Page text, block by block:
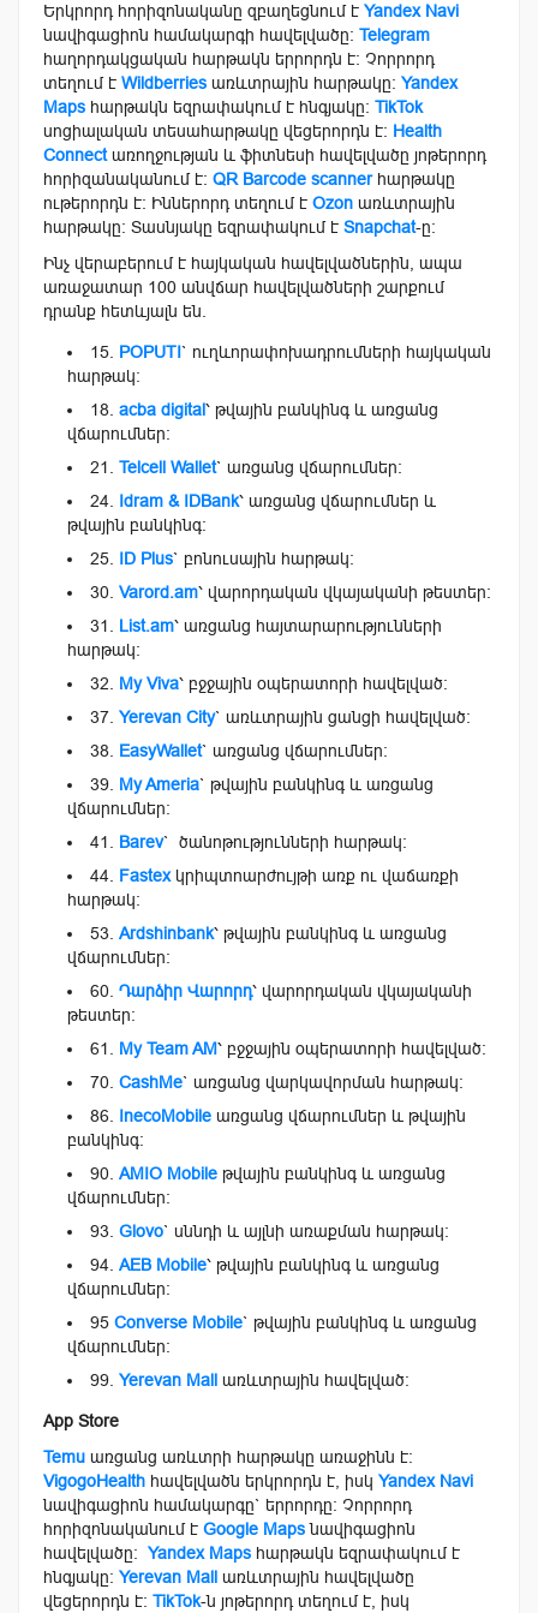
Երկրորդ հորիզոնականը զբաղեցնում է Yandex Navi
նավիգացիոն համակարգի հավելվածը։ Telegram
հաղորդակցական հարթակն երրորդն է։ Չորրորդ
տեղում է Wildberries առևտրային հարթակը: Yandex
Maps հարթակն եզրափակում է հնգյակը։ TikTok
սոցիալական տեսահարթակը վեցերորդն է։ Health
Connectառողջության և ֆիտնեսի հավելվածը յոթերորդ
հորիզանականում է։ QR Barcode scannerհարթակը
ութերորդն է։ Իններորդ տեղում է Ozon առևտրային
հարթակը։ Տասնյակը եզրափակում է Snapchat-ը։
Ինչ վերաբերում է հայկական հավելվածներին, ապա
առաջատար 100 անվճար հավելվածների շարքում
դրանք հետևյալն են.
15. POPUTI` ուղևորափոխադրումների հայկական
հարթակ։
18. acba digital՝ թվային բանկինգ և առցանց
վճարումներ։
21. Telcell Wallet` առցանց վճարումներ։
24. Idram & IDBank՝ առցանց վճարումներ և
թվային բանկինգ։
25. ID Plus` բոնուսային հարթակ։
30. Varord.am՝ վարորդական վկայականի թեստեր։
31. List.am՝ առցանց հայտարարությունների
հարթակ։
32. My Viva՝ բջջային օպերատորի հավելված։
37. Yerevan City` առևտրային ցանցի հավելված։
38. EasyWallet` առցանց վճարումներ:
39. My Ameria` թվային բանկինգ և առցանց
վճարումներ:
41. Barev` ծանոթությունների հարթակ։
44. Fastex կրիպտոարժույթի առք ու վաճառքի
հարթակ։
53. Ardshinbank՝ թվային բանկինգ և առցանց
վճարումներ։
60. Դարձիր Վարորդ՝ վարորդական վկայականի
թեստեր։
61. My Team AM՝ բջջային օպերատորի հավելված։
70. CashMe` առցանց վարկավորման հարթակ։
86. InecoMobile առցանց վճարումներ և թվային
բանկինգ։
90. AMIO Mobile թվային բանկինգ և առցանց
վճարումներ։
93. Glovo` սննդի և այլնի առաքման հարթակ։
94. AEB Mobile՝ թվային բանկինգ և առցանց
վճարումներ։
95 Converse Mobile` թվային բանկինգ և առցանց
վճարումներ։
99. Yerevan Mall առևտրային հավելված։
App Store
Temu առցանց առևտրի հարթակը առաջինն է։
VigogoHealth հավելվածն երկրորդն է, իսկ Yandex Navi
նավիգացիոն համակարգը` երրորդը։ Չորրորդ
հորիզոնականում է Google Mapsնավիգացիոն
հավելվածը: Yandex Maps հարթակն եզրափակում է
հնգյակը։ Yerevan Mall առևտրային հավելվածը
վեցերորդն է։ TikTok-ն յոթերորդ տեղում է, իսկ